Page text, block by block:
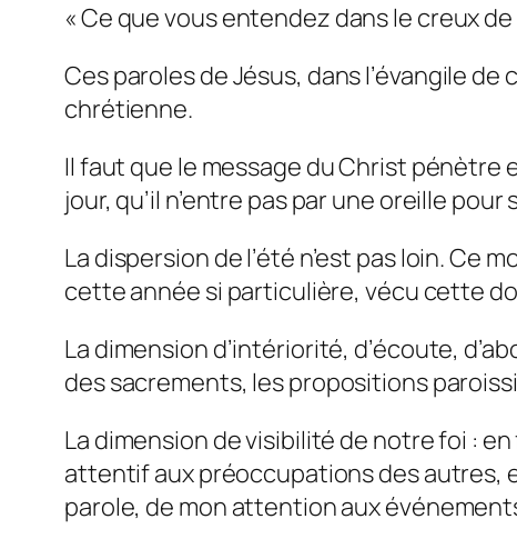
« Ce que vous entendez dans le creux
Ces paroles de Jésus, dans l’évangile
chrétienne.
Il faut que le message du Christ pénètre
jour, qu’il n’entre pas par une oreille pour
La dispersion de l’été n’est pas loin.
cette année si particulière, vécu cette
La dimension d’intériorité, d’écoute,
des sacrements, les propositions
La dimension de visibilité de notre foi :
attentif aux préoccupations des autres,
parole, de mon attention aux